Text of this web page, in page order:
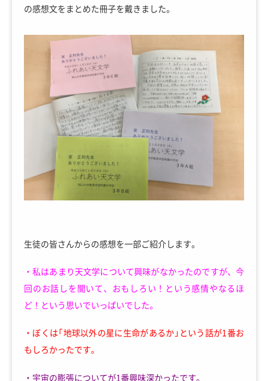
の感想文をまとめた冊子を戴きました。
生徒の皆さんからの感想を一部ご紹介します。
・私はあまり天文学について興味がなかったのですが、今
回のお話しを聞いて、おもしろい！という感情やなるほ
ど！という思いでいっぱいでした。
・ぼくは「地球以外の星に生命があるか」という話が1番お
もしろかったです。
・宇宙の膨張についてが1番興味深かったです。